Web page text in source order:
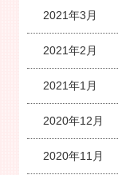
2021年3月
2021年2月
2021年1月
2020年12月
2020年11月